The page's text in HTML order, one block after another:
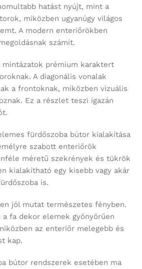
hatást nyújt, mint a
miközben ugyanúgy világos
A modern enteriőrökben
számít.
mintázatok prémium karaktert
A diagonális vonalak
a frontoknak, miközben vizuális
Ez a részlet teszi igazán
elemes fürdőszoba bútor kialakítása
szabott enteriőrök
méretű szekrények és tükrök
kialakítható egy kisebb vagy akár
is.
jól mutat természetes fényben.
fa dekor elemek gyönyörűen
az enteriőr melegebb és
kap.
bútor rendszerek esetében ma